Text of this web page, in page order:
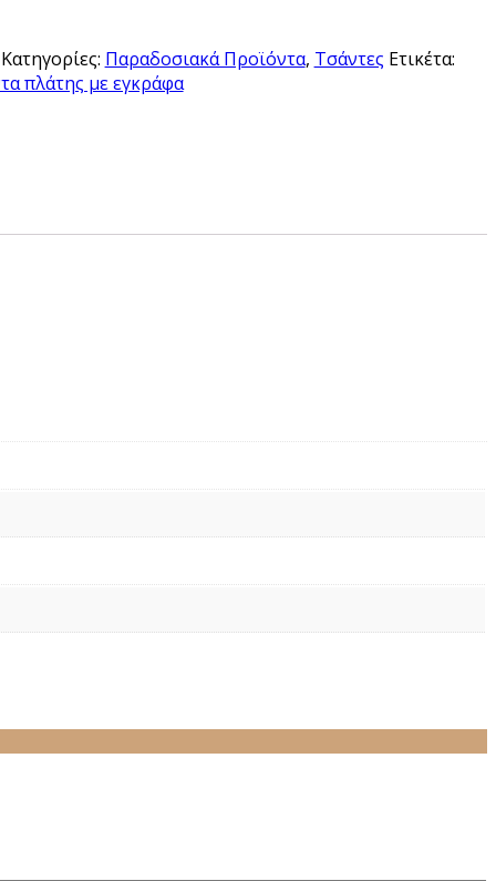
Κατηγορίες: Παραδοσιακά Προϊόντα, Τσάντες Ετικέτα:
πλάτης με εγκράφα